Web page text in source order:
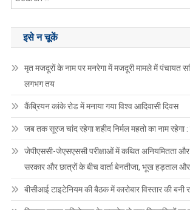
इसे न चूकें
मृत मजदूरों के नाम पर मनरेगा में मजदूरी मामले में पंचायत
लगभग तय
कैंब्रियन कांके रोड में मनाया गया विश्व आदिवासी दिवस
जब तक सूरज चांद रहेगा शहीद निर्मल महतो का नाम रहेगा
जेपीएससी-जेएसएससी परीक्षाओं में कथित अनियमितता और
सरकार और छात्रों के बीच वार्ता बेनतीजा, भूख हड़ताल और
बीसीआई टाइटेनियम की बैठक में कारोबार विस्तार की बनी